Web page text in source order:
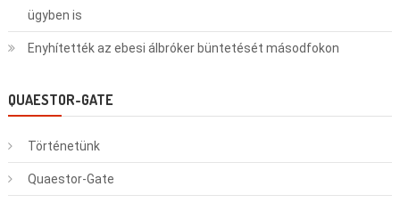
ügyben is
Enyhítették az ebesi álbróker büntetését másodfokon
QUAESTOR-GATE
Történetünk
Quaestor-Gate